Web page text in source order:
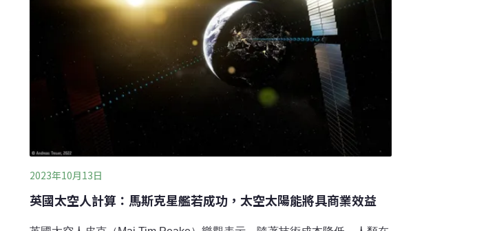
2023年10月13日
英國太空人計算：馬斯克星艦若成功，太空太陽能將具商業效益